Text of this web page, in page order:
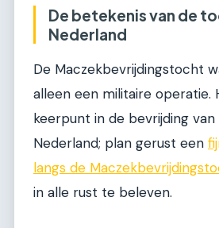
De betekenis van de
Nederland
De Maczekbevrijdingstocht
alleen een militaire operatie.
keerpunt in de bevrijding
Nederland; plan gerust een
langs de
in alle rust te beleven.